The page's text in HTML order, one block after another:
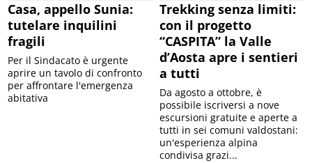
Casa, appello Sunia:
tutelare inquilini
fragili
Per il Sindacato è urgente
aprire un tavolo di confronto
per affrontare l'emergenza
abitativa
Trekking senza limiti:
con il progetto
“CASPITA” la Valle
d’Aosta apre i sentieri
a tutti
Da agosto a ottobre, è
possibile iscriversi a nove
escursioni gratuite e aperte a
tutti in sei comuni valdostani:
un'esperienza alpina
condivisa grazi...